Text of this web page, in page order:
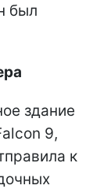
был
здание
9,
к